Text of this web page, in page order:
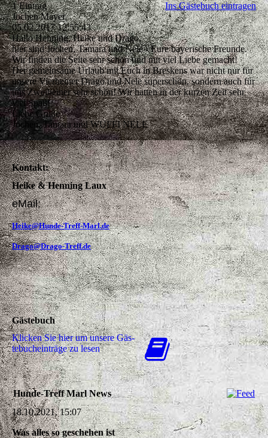
1 Eintrag
Ins Gästebuch eintragen
Jochen Mayer
05.02.2017 12:55:43
Hallo Henning, Heike und Drago,
hier sind Jochen, Tamara und Nele - Eure bayerische Freunde.
Wir finden die Seite sehr schön und mit viel Liebe gemacht!
Der gemeinsame Urlaub mit Euch in Breskens war nicht nur für
unsere Vierbeiner Drago und Nele superschön, sondern auch für
uns Zweibeiner sehr schön! Wir hatten in der kurzen Zeit sehr
viel Spaß!
Liebe Grüße
Jochen, Tamara und WUFFI NELE
Kontakt:
Heike & Henning Laux
eMail:
Heike@Hunde-Treff-Marl.de
Drago@Drago-Treff.de
Gästebuch
Klicken Sie hier um unsere Gäs­
te­buch­ein­trä­ge zu lesen
Hunde-Treff Marl News
18.10.2021, 15:07
Was alles so geschehen ist